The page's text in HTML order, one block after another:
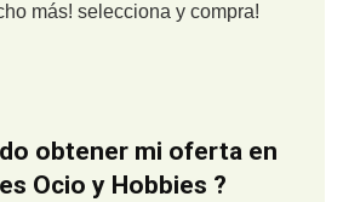
más! selecciona y compra!
obtener mi oferta en
Ocio y Hobbies ?